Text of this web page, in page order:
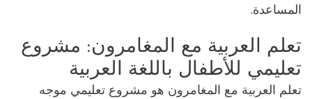
المساعدة.
تعلم العربية مع المغامرون: مشروع
تعليمي للأطفال باللغة العربية
تعلم العربية مع المغامرون هو مشروع تعليمي موجه